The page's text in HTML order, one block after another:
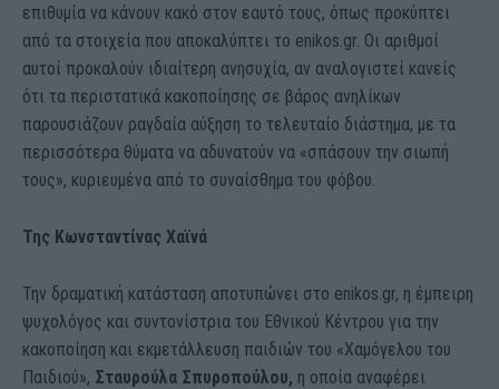
επιθυμία να κάνουν κακό στον εαυτό τους, όπως προκύπτει
από τα στοιχεία που αποκαλύπτει το enikos.gr. Οι αριθμοί
αυτοί προκαλούν ιδιαίτερη ανησυχία, αν αναλογιστεί κανείς
ότι τα περιστατικά κακοποίησης σε βάρος ανηλίκων
παρουσιάζουν ραγδαία αύξηση το τελευταίο διάστημα, με τα
περισσότερα θύματα να αδυνατούν να «σπάσουν την σιωπή
τους», κυριευμένα από το συναίσθημα του φόβου.
Της Κωνσταντίνας Χαϊνά
Την δραματική κατάσταση αποτυπώνει στο enikos.gr, η έμπειρη
ψυχολόγος και συντονίστρια του Εθνικού Κέντρου για την
κακοποίηση και εκμετάλλευση παιδιών του «Χαμόγελου του
Παιδιού», Σταυρούλα Σπυροπούλου, η οποία αναφέρει